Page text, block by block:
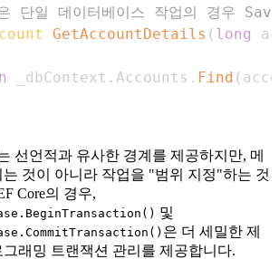
단일 데이터베이스 작업의 경우
GetAccountDetails ( long
_dbContext . Accounts . Find (
선언적과 유사한 경계를 제공하지만, 메
것이 아니라 작업을 "범위 지정"하는 것
Core의 경우,
및
은 더 세밀한 제
래밍 트랜잭션 관리를 제공합니다.